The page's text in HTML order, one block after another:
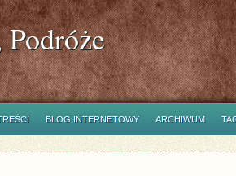
BLOG INTERNETOWY ARCHIWUM